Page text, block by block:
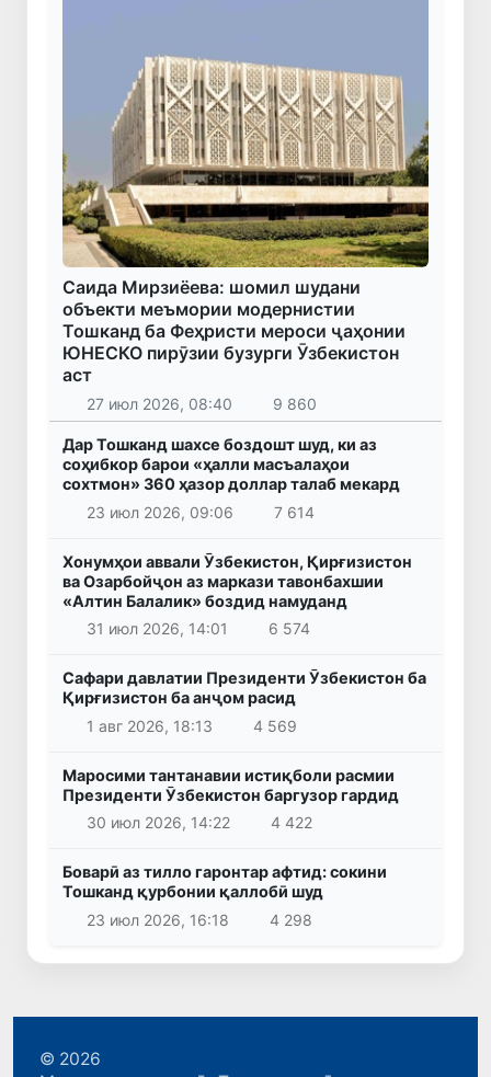
Саида Мирзиёева: шомил шудани
объекти меъмории модернистии
Тошканд ба Феҳристи мероси ҷаҳонии
ЮНЕСКО пирӯзии бузурги Ӯзбекистон
аст
27 июл 2026, 08:40 9 860
Дар Тошканд шахсе боздошт шуд, ки аз
соҳибкор барои «ҳалли масъалаҳои
сохтмон» 360 ҳазор доллар талаб мекард
23 июл 2026, 09:06
7 614
Хонумҳои аввали Ӯзбекистон, Қирғизистон
ва Озарбойҷон аз маркази тавонбахшии
«Алтин Балалик» боздид намуданд
31 июл 2026, 14:01
6 574
Сафари давлатии Президенти Ӯзбекистон ба
Қирғизистон ба анҷом расид
1 авг 2026, 18:13
4 569
Маросими тантанавии истиқболи расмии
Президенти Ӯзбекистон баргузор гардид
30 июл 2026, 14:22
4 422
Боварӣ аз тилло гаронтар афтид: сокини
Тошканд қурбонии қаллобӣ шуд
23 июл 2026, 16:18
4 298
© 2026